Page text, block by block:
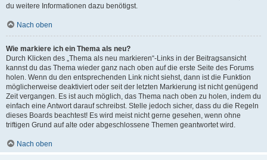
du weitere Informationen dazu benötigst.
Nach oben
Wie markiere ich ein Thema als neu?
Durch Klicken des „Thema als neu markieren“-Links in der Beitragsansicht
kannst du das Thema wieder ganz nach oben auf die erste Seite des Forums
holen. Wenn du den entsprechenden Link nicht siehst, dann ist die Funktion
möglicherweise deaktiviert oder seit der letzten Markierung ist nicht genügend
Zeit vergangen. Es ist auch möglich, das Thema nach oben zu holen, indem du
einfach eine Antwort darauf schreibst. Stelle jedoch sicher, dass du die Regeln
dieses Boards beachtest! Es wird meist nicht gerne gesehen, wenn ohne
triftigen Grund auf alte oder abgeschlossene Themen geantwortet wird.
Nach oben